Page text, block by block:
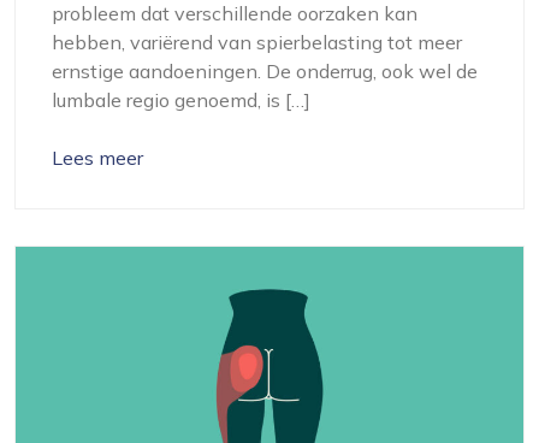
probleem dat verschillende oorzaken kan
hebben, variërend van spierbelasting tot meer
ernstige aandoeningen. De onderrug, ook wel de
lumbale regio genoemd, is […]
Lees meer